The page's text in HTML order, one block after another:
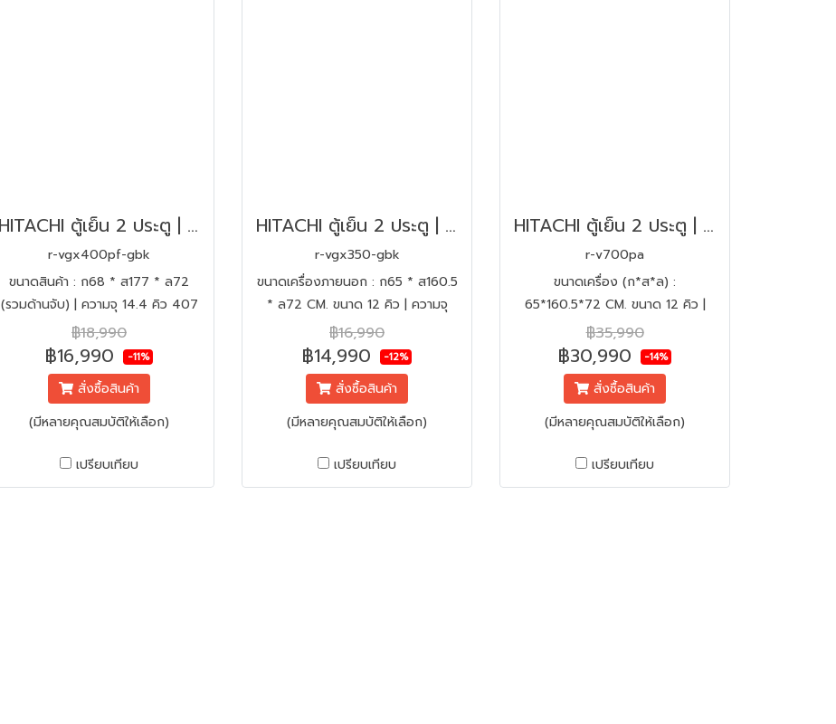
HITACHI ตู้เย็น 2 ประตู | ขนาด 14.4 คิว รุ่น R-VGX400PF-GBK สีกระจกดำ
r-vgx400pf-gbk
ขนาดสินค้า : ก68 * ส177 * ล72
(รวมด้านจับ) | ความจุ 14.4 คิว 407
ลิตร | ประตูกระจกนิรภัย ไม่บุบ ไม่
แตก
฿18,990
฿16,990 -11%
สั่งซื้อสินค้า
(มีหลายคุณสมบัติให้เลือก)
เปรียบเทียบ
HITACHI ตู้เย็น 2 ประตู | ขนาด 12 คิว รุ่น R-VGX350PF-GBK สีกระจกดำ
r-vgx350-gbk
ขนาดเครื่องภายนอก : ก65 * ส160.5
* ล72 CM. ขนาด 12 คิว | ความจุ
340 ลิตร | ชั้นวางกระจกนิรภัย
฿16,990
฿14,990 -12%
สั่งซื้อสินค้า
(มีหลายคุณสมบัติให้เลือก)
เปรียบเทียบ
HITACHI ตู้เย็น 2 ประตู | ขนาด 24.7 คิว รุ่น R-V700PA
r-v700pa
ขนาดเครื่อง (ก*ส*ล) :
65*160.5*72 CM. ขนาด 12 คิว |
ความจุ 340 ลิตร
฿35,990
฿30,990 -14%
สั่งซื้อสินค้า
(มีหลายคุณสมบัติให้เลือก)
เปรียบเทียบ